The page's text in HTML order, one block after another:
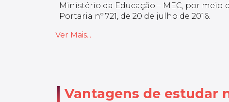
Ministério da Educação – MEC, por meio
Portaria nº 721, de 20 de julho de 2016.
Ver Mais...
Vantagens de estudar